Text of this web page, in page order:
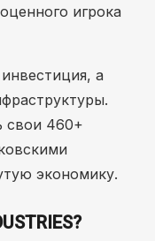
игрока
а
свои 460+
экономику.